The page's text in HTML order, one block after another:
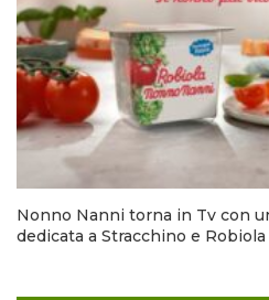
Nonno Nanni torna in Tv con
dedicata a Stracchino e Robiola